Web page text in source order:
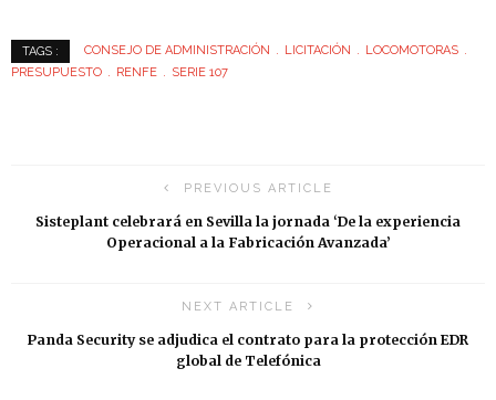
TAGS : CONSEJO DE ADMINISTRACIÓN LICITACIÓN
LOCOMOTORAS
PRESUPUESTO
RENFE SERIE 107
PREVIOUS ARTICLE
Sisteplant celebrará en Sevilla la jornada ‘De la experiencia
Operacional a la Fabricación Avanzada’
NEXT ARTICLE
Panda Security se adjudica el contrato para la protección EDR
global de Telefónica